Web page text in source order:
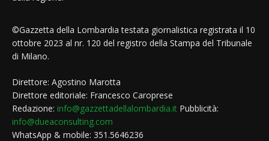
©Gazzetta della Lombardia testata giornalistica registrata il 10
ottobre 2023 al nr. 120 del registro della Stampa del Tribunale
di Milano.
Direttore: Agostino Marotta
Direttore editoriale: Francesco Caroprese
Redazione: info@gazzettadellalombardia.it Pubblicità:
info@dueaconsulting.com
WhatsApp & mobile: 351.5646236